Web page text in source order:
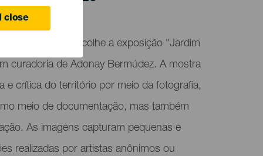
close
El Almacén acolhe a exposição "Jardim
curadoria de Adonay Bermúdez. A mostra
e crítica do território por meio da fotografia,
meio de documentação, mas também
As imagens capturam pequenas e
realizadas por artistas anônimos ou